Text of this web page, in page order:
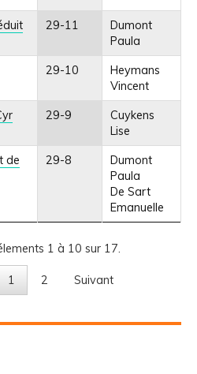
29-11
Dumont
Paula
29-10
Heymans
Vincent
29-9
Cuykens
Lise
de
29-8
Dumont
Paula
De Sart
Emanuelle
1 à 10 sur 17.
1 2 Suivant